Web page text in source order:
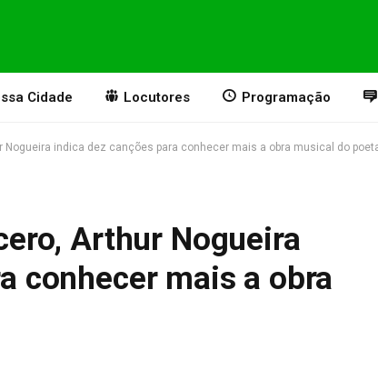
Cidade Locutores Programação
Nogueira indica dez canções para conhecer mais a obra musical do
Arthur Nogueira
conhecer mais a obra